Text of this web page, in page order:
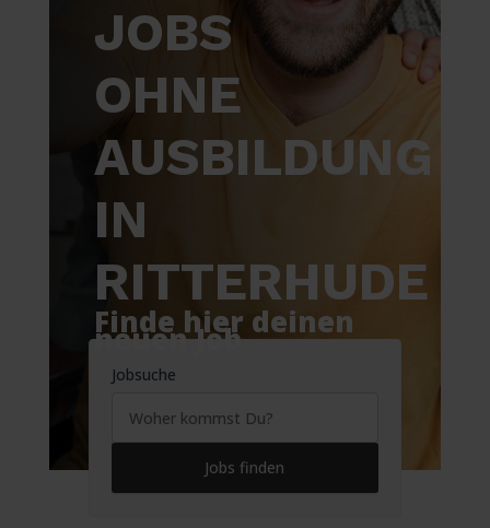
JOBS
OHNE
AUSBILDUNG
IN
RITTERHUDE
Finde hier deinen
neuen Job
Jobsuche